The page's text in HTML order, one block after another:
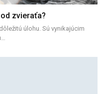
zvieraťa?
úlohu. Sú vynikajúcim